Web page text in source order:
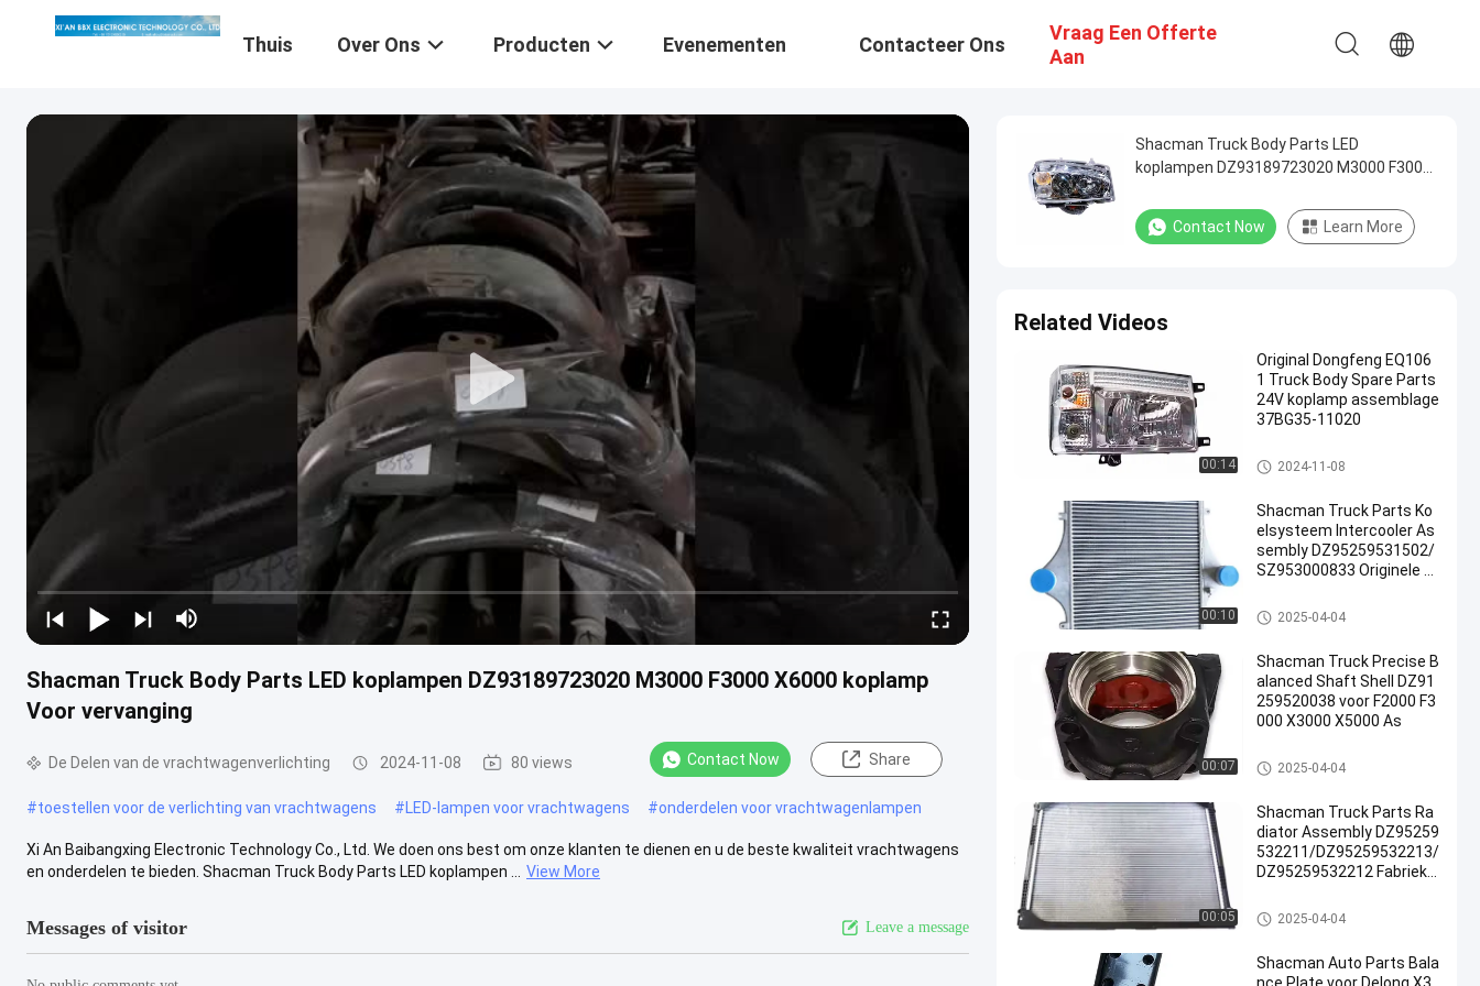
Thuis Over Ons Producten Evenementen Contacteer Ons
Vraag Een Offerte
Aan
Shacman Truck Body Parts LED koplampen DZ93189723020 M3000 F3000 X6000 koplamp
Voor vervanging
De Delen van de vrachtwagenverlichting 2024-11-08 80 views Contact Now Share
#toestellen voor de verlichting van vrachtwagens #LED-lampen voor vrachtwagens #onderdelen voor vrachtwagenlampen
Xi An Baibangxing Electronic Technology Co., Ltd. We doen ons best om onze klanten te dienen en u de beste kwaliteit vrachtwagens
en onderdelen te bieden. Shacman Truck Body Parts LED koplampen ...
View More
Messages of visitor Leave a message
Shacman Truck Body Parts LED
koplampen DZ93189723020 M3000 F3000
Contact Now Learn More
Related Videos
00:14
Original Dongfeng EQ106
1 Truck Body Spare Parts
24V koplamp assemblage
37BG35-11020
De Delen van de vrachtwagenv
erlichting
2024-11-08
00:10
Shacman Truck Parts Ko
elsysteem Intercooler As
sembly DZ95259531502/
SZ953000833 Originele fa
nging
De Vervangstukken van de Sh
acmanvrachtwagen
2025-04-04
00:07
Shacman Truck Precise B
alanced Shaft Shell DZ91
259520038 voor F2000 F3
000 X3000 X5000 As
De Vervangstukken van de Sh
acmanvrachtwagen
2025-04-04
00:05
Shacman Truck Parts Ra
diator Assembly DZ95259
532211/DZ95259532213/
DZ95259532212 Fabriek
eling Radiator voor repara
tie/vervanging
De Vervangstukken van de Sh
acmanvrachtwagen
2025-04-04
Shacman Auto Parts Bala